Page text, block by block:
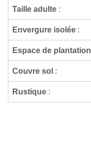
Taille adulte :
Envergure isolée :
Espace de plantation
Couvre sol :
Rustique :